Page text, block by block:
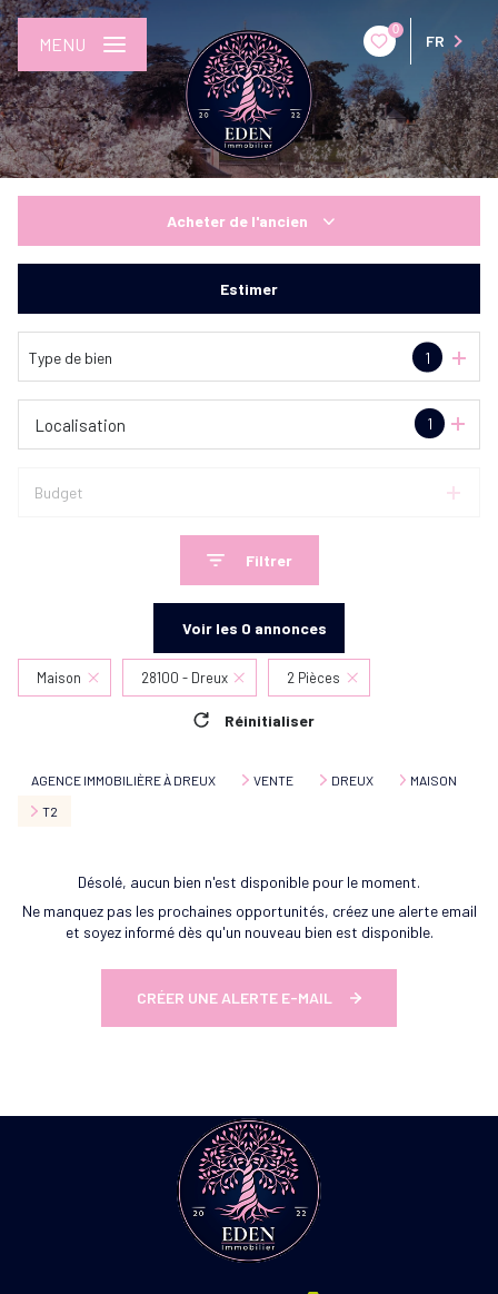
0
FR
MENU
Acheter de l'ancien
Estimer
Type de bien 1
1
Localisation
Budget
Filtrer
Voir les 0 annonces
Maison 28100 - Dreux 2 Pièces
Réinitialiser
AGENCE IMMOBILIÈRE À DREUX VENTE DREUX
MAISON
T2
Désolé, aucun bien n'est disponible pour le moment.
Ne manquez pas les prochaines opportunités, créez une alerte email
et soyez informé dès qu'un nouveau bien est disponible.
CRÉER UNE ALERTE E-MAIL